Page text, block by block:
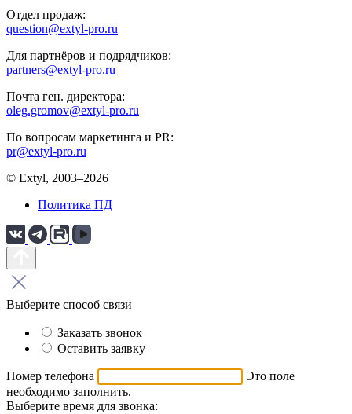
Отдел продаж:
question@extyl-pro.ru
Для партнёров и подрядчиков:
partners@extyl-pro.ru
Почта ген. директора:
oleg.gromov@extyl-pro.ru
По вопросам маркетинга и PR:
pr@extyl-pro.ru
© Extyl, 2003–2026
Политика ПД
Выберите способ связи
Заказать звонок
Оставить заявку
Номер телефона
Это поле
необходимо заполнить.
Выберите время для звонка: